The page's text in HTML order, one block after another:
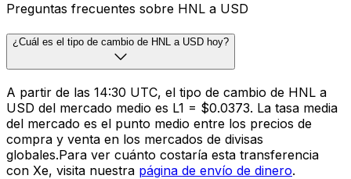
Preguntas frecuentes sobre HNL a USD
¿Cuál es el tipo de cambio de HNL a USD hoy?
A partir de las 14:30 UTC, el tipo de cambio de HNL a
USD del mercado medio es L1 = $0.0373. La tasa media
del mercado es el punto medio entre los precios de
compra y venta en los mercados de divisas
globales.Para ver cuánto costaría esta transferencia
con Xe, visita nuestra página de envío de dinero.